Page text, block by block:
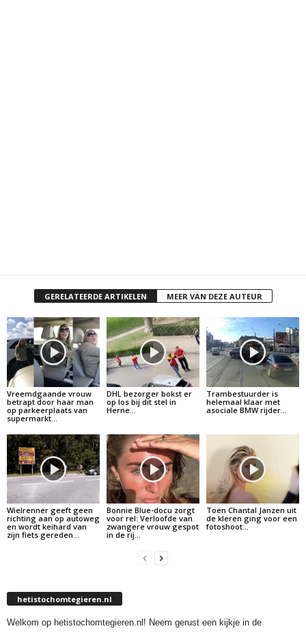
GERELATEERDE ARTIKELEN MEER VAN DEZE AUTEUR
Vreemdgaande vrouw
betrapt door haar man
op parkeerplaats van
supermarkt…
DHL bezorger bokst er
op los bij dit stel in
Herne…
Trambestuurder is
helemaal klaar met
asociale BMW rijder…
Wielrenner geeft geen
richting aan op autoweg
en wordt keihard van
zijn fiets gereden…
Bonnie Blue-docu zorgt
voor rel: Verloofde van
zwangere vrouw gespot
in de rij…
Toen Chantal Janzen uit
de kleren ging voor een
fotoshoot…
hetistochomtegieren.nl
Welkom op hetistochomtegieren.nl! Neem gerust een kijkje in de